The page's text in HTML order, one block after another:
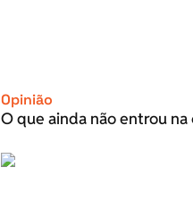
Opinião
O que ainda não entrou